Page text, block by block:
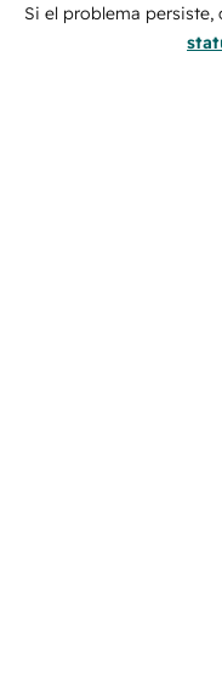
Si el problema persiste,